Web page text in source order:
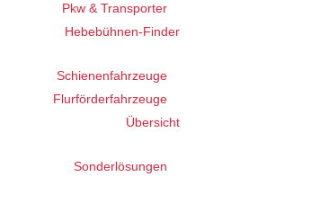
Pkw & Transporter
Hebebühnen-Finder
Schienenfahrzeuge
Flurförderfahrzeuge
Übersicht
Sonderlösungen